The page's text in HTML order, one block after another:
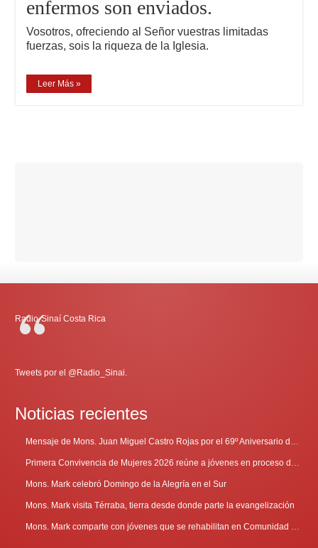
enfermos son enviados.
Vosotros, ofreciendo al Señor vuestras limitadas
fuerzas, sois la riqueza de la Iglesia.
Leer Más »
Radio-Sinaí Costa Rica
Tweets por el @Radio_Sinai.
Noticias recientes
Mensaje de Mons. Juan Miguel Castro Rojas por el 69º Aniversario de Radio Sinaí
Primera Convivencia de Mujeres 2026 reúne a jóvenes en proceso de discernimiento vocacional
Mons. Mark celebró Domingo de la Alegría en el Sur
Mons. Mark visita Térraba, tierra desde donde parte la evangelización
Mons. Mark comparte con jóvenes que se rehabilitan en Comunidad Cenáculo